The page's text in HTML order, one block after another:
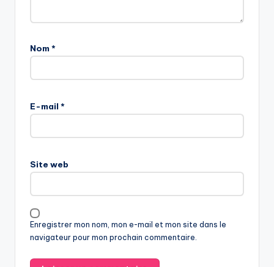
Nom *
E-mail *
Site web
Enregistrer mon nom, mon e-mail et mon site dans le
navigateur pour mon prochain commentaire.